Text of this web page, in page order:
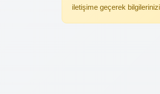
iletişime geçerek